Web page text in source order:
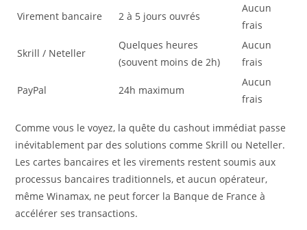
Virement bancaire 2 à 5 jours ouvrés
Aucun
frais
Skrill / Neteller
Quelques heures
(souvent moins de 2h)
Aucun
frais
PayPal 24h maximum
Aucun
frais
Comme vous le voyez, la quête du cashout immédiat passe
inévitablement par des solutions comme Skrill ou Neteller.
Les cartes bancaires et les virements restent soumis aux
processus bancaires traditionnels, et aucun opérateur,
même Winamax, ne peut forcer la Banque de France à
accélérer ses transactions.